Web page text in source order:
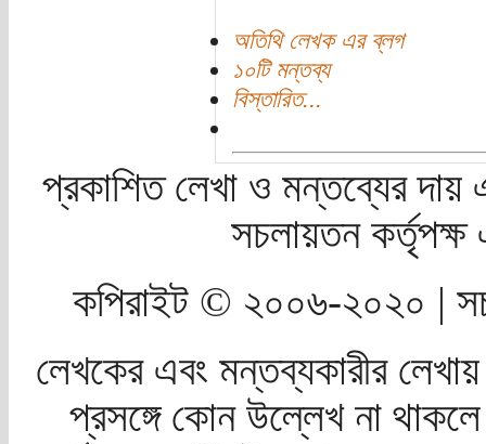
অতিথি লেখক এর ব্লগ
১০টি মন্তব্য
বিস্তারিত...
প্রকাশিত লেখা ও মন্তব্যের দায়
সচলায়তন
কপিরাইট © ২০০৬-২০২০ |
লেখকের এবং মন্তব্যকারীর
প্রসঙ্গে কোন উল্লেখ না